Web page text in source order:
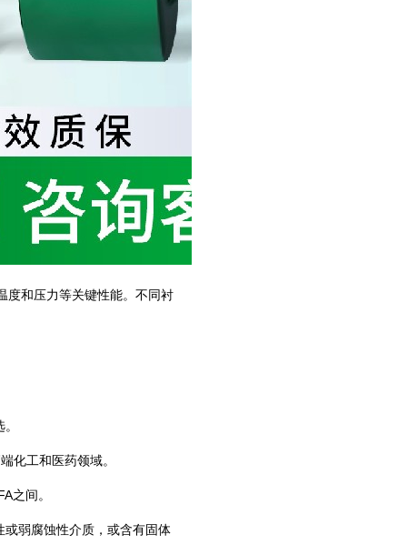
度和压力等关键性能。不同衬
化工和医药领域。‌
之间。‌
弱腐蚀性介质，或含有固体